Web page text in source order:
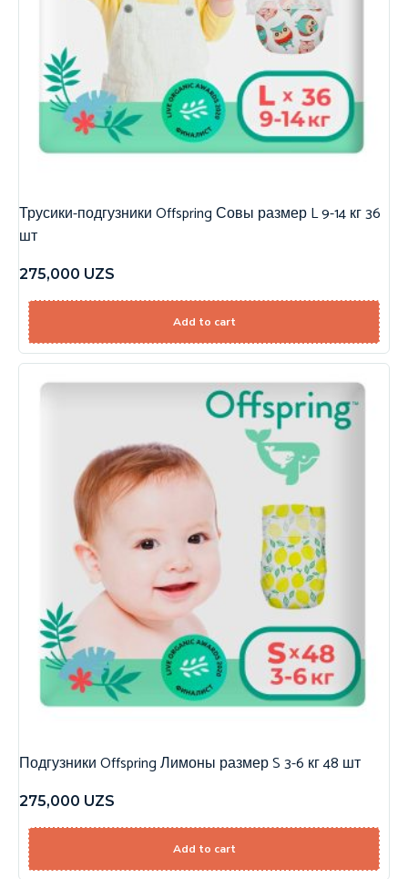
Трусики-подгузники Offspring Совы размер L 9-14 кг 36
шт
275,000 UZS
Add to cart
Подгузники Offspring Лимоны размер S 3-6 кг 48 шт
275,000 UZS
Add to cart